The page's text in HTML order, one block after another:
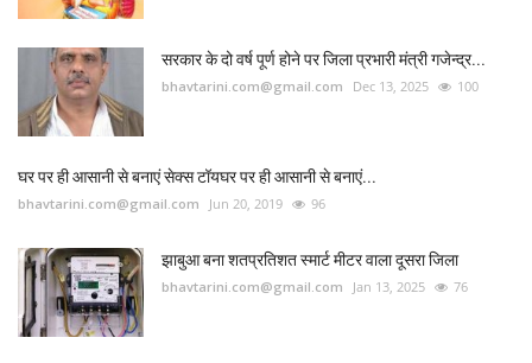
सरकार के दो वर्ष पूर्ण होने पर जिला प्रभारी मंत्री गजेन्द्र...
bhavtarini.com@gmail.com Dec 13, 2025 100
घर पर ही आसानी से बनाएं सेक्स टॉयघर पर ही आसानी से बनाएं...
bhavtarini.com@gmail.com Jun 20, 2019 96
झाबुआ बना शतप्रतिशत स्मार्ट मीटर वाला दूसरा जिला
bhavtarini.com@gmail.com Jan 13, 2025 76